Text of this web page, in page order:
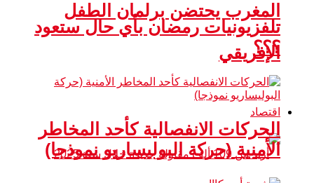
المغرب يحتضن برلمان الطفل
الإفريقي
اقتصاد
تلفزيونيات رمضان بأي حال ستعود
؟؟؟
الحركات الانفصالية كأحد المخاطر
الأمنية (حركة البوليساريو نموذجا)